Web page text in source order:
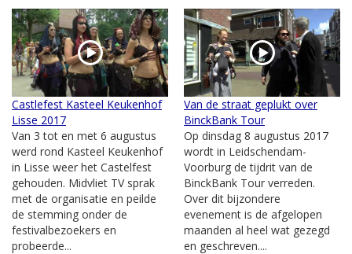
Castlefest Kasteel Keukenhof
Lisse 2017
Van 3 tot en met 6 augustus
werd rond Kasteel Keukenhof
in Lisse weer het Castelfest
gehouden. Midvliet TV sprak
met de organisatie en peilde
de stemming onder de
festivalbezoekers en
probeerde...
Van de straat geplukt over
BinckBank Tour
Op dinsdag 8 augustus 2017
wordt in Leidschendam-
Voorburg de tijdrit van de
BinckBank Tour verreden.
Over dit bijzondere
evenement is de afgelopen
maanden al heel wat gezegd
en geschreven....